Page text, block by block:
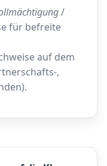
/
für befreite
auf dem
,